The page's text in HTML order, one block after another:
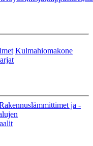
Kulmahiomakone
ja -